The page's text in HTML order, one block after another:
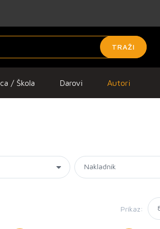
TRAŽI
/ Škola Darovi Autori
Prikaz: